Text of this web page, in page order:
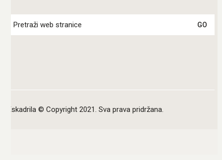
for:
Eskadrila © Copyright 2021. Sva prava pridržana.